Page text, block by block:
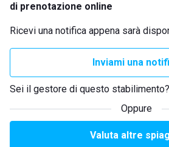
di prenotazione online
Ricevi una notifica appena sarà
Inviami una
Sei il gestore di questo stabilimento?
Oppure
Valuta altre